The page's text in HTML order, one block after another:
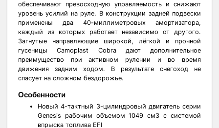
обеспечивают превосходную управляемость и снижают
уровень усилий на руле. В конструкции задней подвески
применены два 40-миллиметровых амортизатора,
каждый из которых работает независимо от другого.
Загнутые направляющие широкой, лёгкой и прочной
гусеницы Camoplast Cobra дают дополнительное
преимущество при активном рулении и во время
движения задним ходом. В результате снегоход не
спасует на сложном бездорожье.
Особенности
Новый 4-тактный 3-цилиндровый двигатель серии
Genesis рабочим объемом 1049 см3 с системой
впрыска топлива EFI